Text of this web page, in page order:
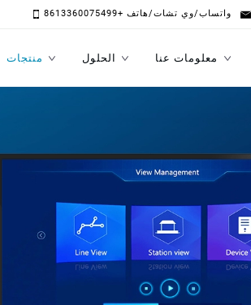
واتساب/وي تشات/هاتف +8613360075499
منتجات الحلول معلومات عنا